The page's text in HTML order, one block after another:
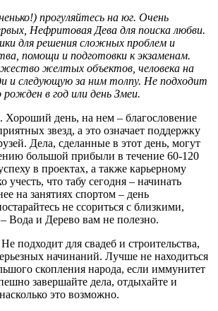
прогуляйтесь на юг. Очень
Нефритовая Дева для поиска любви.
для решения сложных проблем и
помощи и подготовки к экзаменам.
желтых объектов, человека на
и следующую за ним толпу. Не подходит
в год или день Змеи.
. Хороший день, на нем – благословение
звезд, а это означает поддержку
Дела, сделанные в этот день, могут
большой прибыли в течение 60-120
в проектах, а также карьерному
учесть, что табу сегодня – начинать
на занятиях спортом – день
не ссориться с близкими,
Вода и Дерево вам не полезно.
Не подходит для свадеб и строительства,
начинаний. Лучше не находиться
скопления народа, если иммунитет
завершайте дела, отдыхайте и
это возможно.